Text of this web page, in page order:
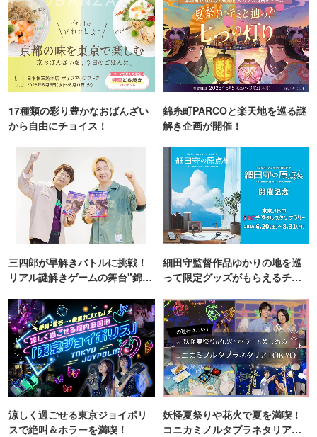
17種類の彩り豊かなおばんざい
から自由にチョイス！
錦糸町PARCOと楽天地を巡る謎
解き企画が開催！
三四郎が早解きバトルに挑戦！
リアル謎解きゲームの舞台"錦糸
細田守監督作品ゆかりの地を巡
って限定グッズがもらえるチャ
涼しく過ごせる東京ジョイポリ
スで絶叫＆ホラーを満喫！
妖怪夏祭りや花火で夏を満喫！
コニカミノルタプラネタリア